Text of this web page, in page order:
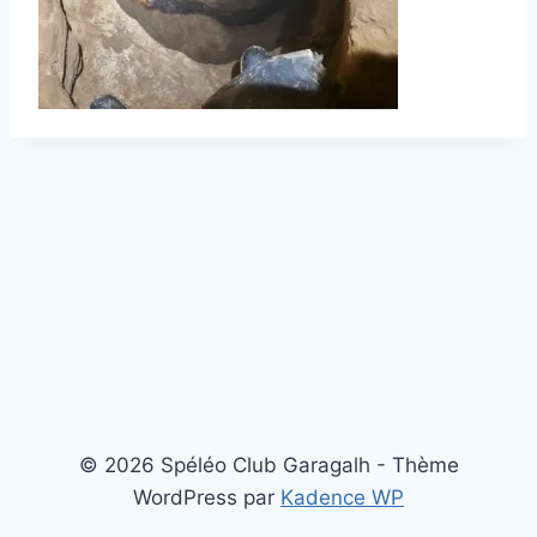
© 2026 Spéléo Club Garagalh - Thème
WordPress par Kadence WP